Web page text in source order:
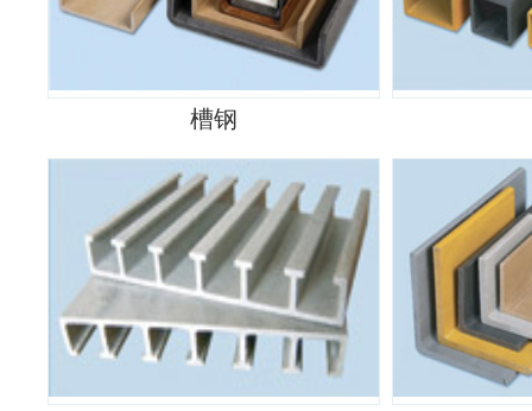
槽钢